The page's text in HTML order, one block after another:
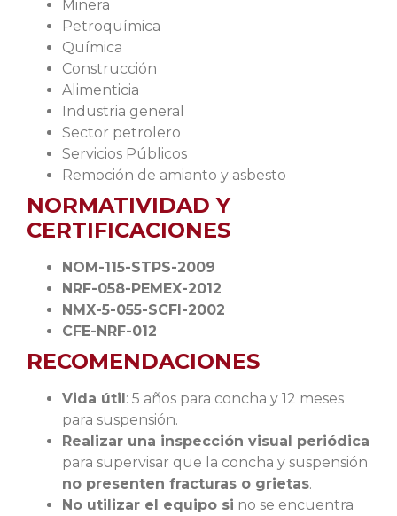
Minera
Petroquímica
Química
Construcción
Alimenticia
Industria general
Sector petrolero
Servicios Públicos
Remoción de amianto y asbesto
NORMATIVIDAD Y
CERTIFICACIONES
NOM-115-STPS-2009
NRF-058-PEMEX-2012
NMX-5-055-SCFI-2002
CFE-NRF-012
RECOMENDACIONES
Vida útil: 5 años para concha y 12 meses
para suspensión.
Realizar una inspección visual periódica
para supervisar que la concha y suspensión
no presenten fracturas o grietas.
No utilizar el equipo si no se encuentra